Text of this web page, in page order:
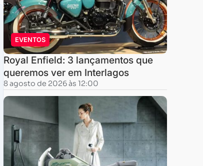
EVENTOS
Royal Enfield: 3 lançamentos que
queremos ver em Interlagos
8 agosto de 2026 às 12:00